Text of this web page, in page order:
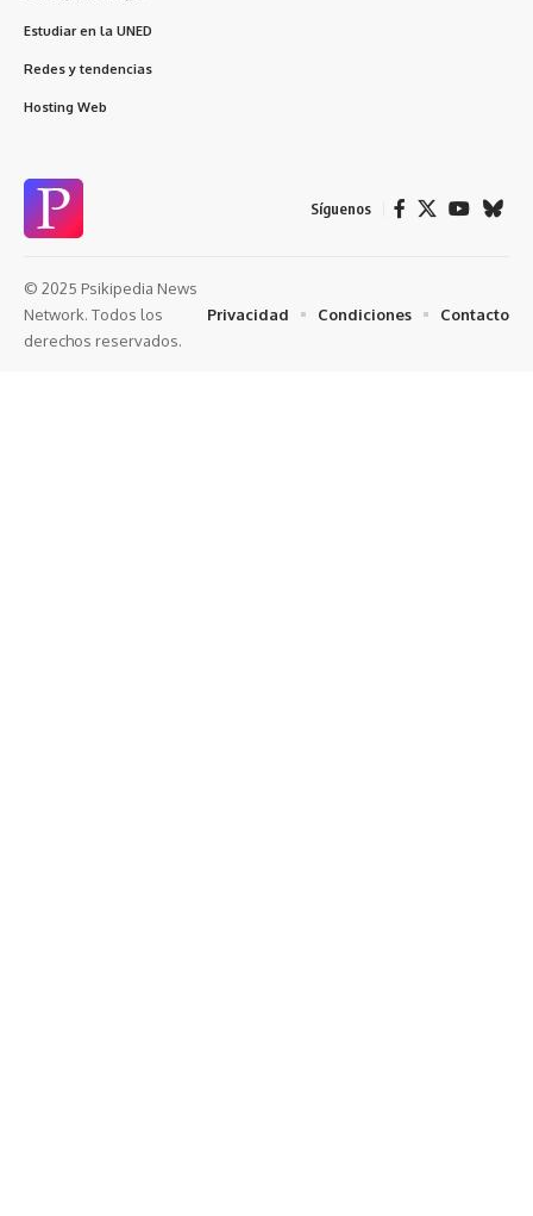
Estudiar en la UNED
Redes y tendencias
Hosting Web
Síguenos
© 2025 Psikipedia News
Network. Todos los
derechos reservados.
Privacidad Condiciones Contacto